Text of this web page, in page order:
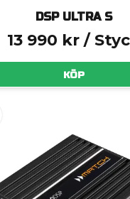
DSP ULTRA S
13 990 kr /
KÖP